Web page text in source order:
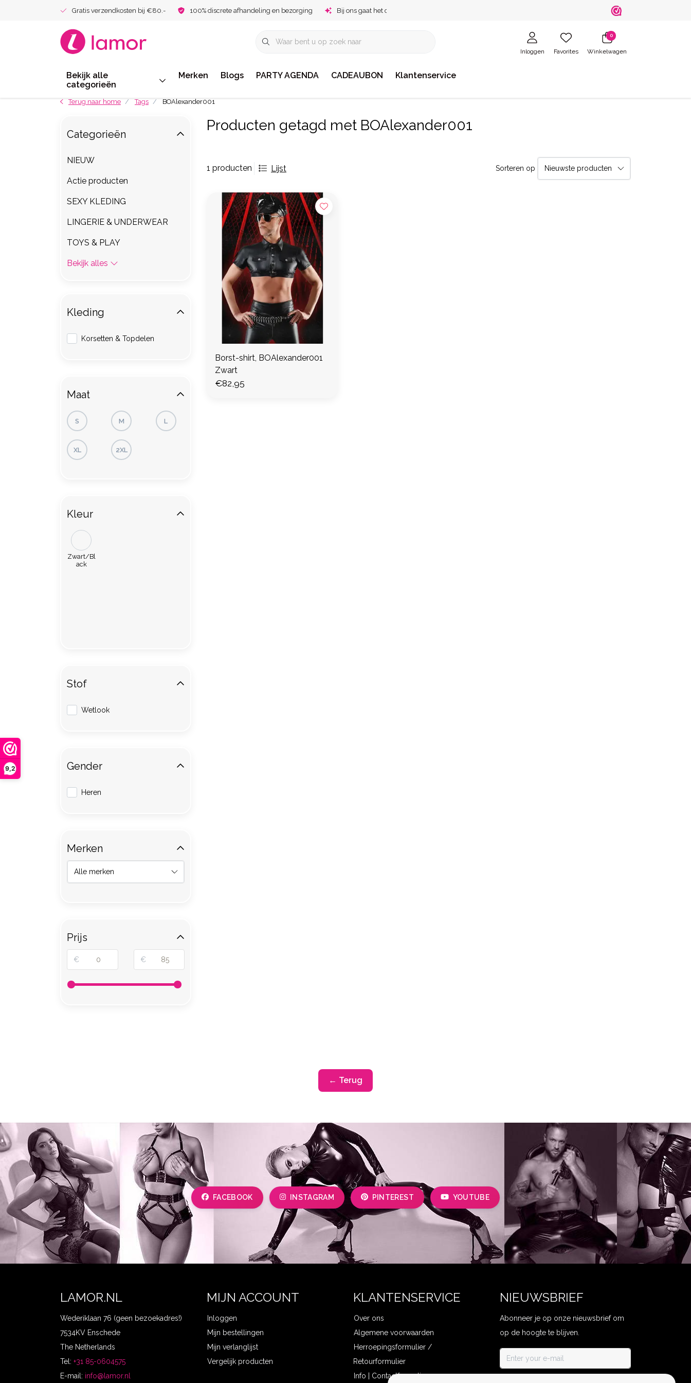
9,2
Gratis verzendkosten bij €80.- 100% discrete afhandeling en bezorging Bij ons gaat het om jou!
Inloggen Favorites
0
Winkelwagen
Bekijk alle
categorieën
Merken Blogs PARTY AGENDA CADEAUBON Klantenservice
Terug naar home Tags BOAlexander001
Producten getagd met BOAlexander001
1 producten Lijst Sorteren op
Borst-shirt, BOAlexander001
Zwart
€82,95
Categorieën
NIEUW
Actie producten
SEXY KLEDING
LINGERIE & UNDERWEAR
TOYS & PLAY
Bekijk alles
Kleding
Korsetten & Topdelen
Maat
S M L
XL 2XL
Kleur
Zwart/Bl
ack
Stof
Wetlook
Gender
Heren
Merken
Prijs
€ €
← Terug
FACEBOOK INSTAGRAM PINTEREST YOUTUBE
LAMOR.NL
Wederiklaan 76 (geen bezoekadres!)
7534KV Enschede
The Netherlands
Tel: +31 85-0604575
E-mail: info@lamor.nl
MIJN ACCOUNT
Inloggen
Mijn bestellingen
Mijn verlanglijst
Vergelijk producten
KLANTENSERVICE
Over ons
Algemene voorwaarden
Herroepingsformulier /
Retourformulier
Info | Contactformulier
NIEUWSBRIEF
Abonneer je op onze nieuwsbrief om
op de hoogte te blijven.